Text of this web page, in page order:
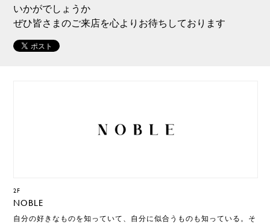
いかがでしょうか
ぜひ皆さまのご来店を心よりお待ちしております
2F
NOBLE
自分の好きなものを知っていて、自分に似合うものも知っている。そ